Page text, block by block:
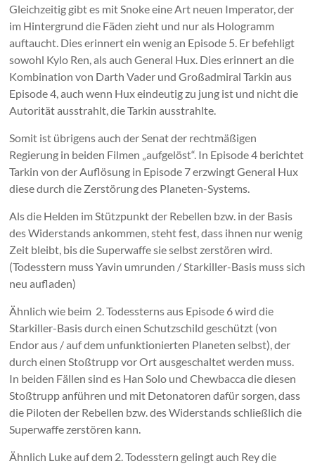
Gleichzeitig gibt es mit Snoke eine Art neuen Imperator, der
im Hintergrund die Fäden zieht und nur als Hologramm
auftaucht. Dies erinnert ein wenig an Episode 5. Er befehligt
sowohl Kylo Ren, als auch General Hux. Dies erinnert an die
Kombination von Darth Vader und Großadmiral Tarkin aus
Episode 4, auch wenn Hux eindeutig zu jung ist und nicht die
Autorität ausstrahlt, die Tarkin ausstrahlte.
Somit ist übrigens auch der Senat der rechtmäßigen
Regierung in beiden Filmen „aufgelöst“. In Episode 4 berichtet
Tarkin von der Auflösung in Episode 7 erzwingt General Hux
diese durch die Zerstörung des Planeten-Systems.
Als die Helden im Stützpunkt der Rebellen bzw. in der Basis
des Widerstands ankommen, steht fest, dass ihnen nur wenig
Zeit bleibt, bis die Superwaffe sie selbst zerstören wird.
(Todesstern muss Yavin umrunden / Starkiller-Basis muss sich
neu aufladen)
Ähnlich wie beim 2. Todessterns aus Episode 6 wird die
Starkiller-Basis durch einen Schutzschild geschützt (von
Endor aus / auf dem unfunktionierten Planeten selbst), der
durch einen Stoßtrupp vor Ort ausgeschaltet werden muss.
In beiden Fällen sind es Han Solo und Chewbacca die diesen
Stoßtrupp anführen und mit Detonatoren dafür sorgen, dass
die Piloten der Rebellen bzw. des Widerstands schließlich die
Superwaffe zerstören kann.
Ähnlich Luke auf dem 2. Todesstern gelingt auch Rey die